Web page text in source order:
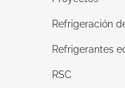
Refrigeración
Refrigerantes
RSC